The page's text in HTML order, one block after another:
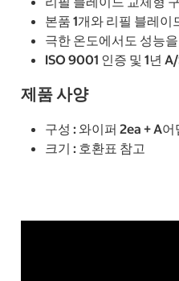
본품 1개와 리필 블레이
극한 온도에서도 성능
ISO 9001 인증 및 1년
제품 사양
구성 : 와이퍼 2ea + A
크기 : 호환표 참고